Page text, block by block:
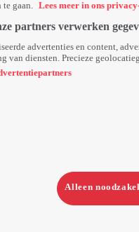
gaan.
Lees meer in ons
partners verwerken
advertenties en content,
van diensten. Precieze
Alleen